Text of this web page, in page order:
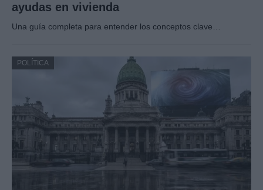
ayudas en vivienda
Una guía completa para entender los conceptos clave…
POLÍTICA